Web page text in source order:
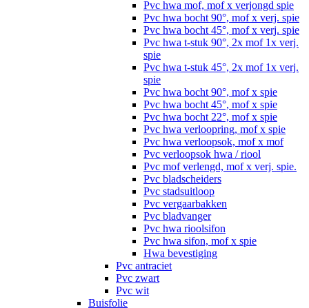
Pvc hwa mof, mof x verjongd spie
Pvc hwa bocht 90°, mof x verj. spie
Pvc hwa bocht 45°, mof x verj. spie
Pvc hwa t-stuk 90°, 2x mof 1x verj.
spie
Pvc hwa t-stuk 45°, 2x mof 1x verj.
spie
Pvc hwa bocht 90°, mof x spie
Pvc hwa bocht 45°, mof x spie
Pvc hwa bocht 22°, mof x spie
Pvc hwa verloopring, mof x spie
Pvc hwa verloopsok, mof x mof
Pvc verloopsok hwa / riool
Pvc mof verlengd, mof x verj. spie.
Pvc bladscheiders
Pvc stadsuitloop
Pvc vergaarbakken
Pvc bladvanger
Pvc hwa rioolsifon
Pvc hwa sifon, mof x spie
Hwa bevestiging
Pvc antraciet
Pvc zwart
Pvc wit
Buisfolie